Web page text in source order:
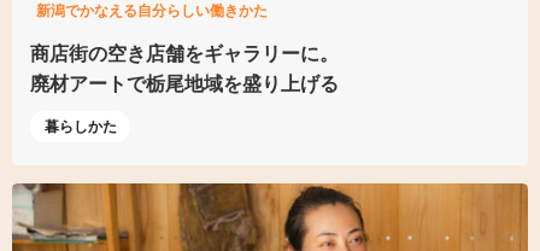
新潟でかなえる自分らしい働きかた
商店街の空き店舗をギャラリーに。
廃材アートで栃尾地域を盛り上げる
暮らしかた